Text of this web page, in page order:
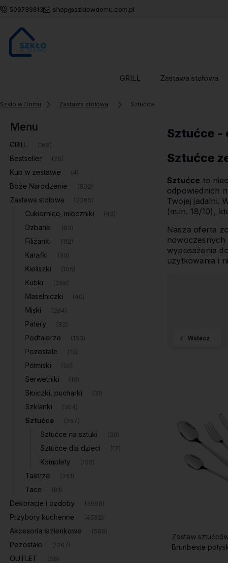
509789813 shop@szklowdomu.com.pl
GRILL Zastawa stołowa
Szkło w Domu Zastawa stołowa Sztućce
Menu
GRILL (169)
Bestseller (29)
Kup w zestawie (4)
Boże Narodzenie (802)
Zastawa stołowa (2265)
Cukiernice, mleczniki (43)
Dzbanki (80)
Filiżanki (112)
Karafki (30)
Kieliszki (106)
Kubki (356)
Maselniczki (40)
Miski (264)
Patery (82)
Podtalerze (153)
Pozostałe (13)
Półmiski (50)
Serwetniki (18)
Słoiczki, pucharki (31)
Szklanki (304)
Sztućce (257)
Sztućce na sztuki (38)
Sztućce dla dzieci (17)
Komplety (155)
Talerze (251)
Tace (81)
Dekoracje i ozdoby (3998)
Przybory kuchenne (4582)
Akcesoria łazienkowe (588)
Pozostałe (1207)
OUTLET (68)
Sztućce -
Sztućce
Sztućce to
odpowiednich
Twojej jadalni.
(m.in. 18/10),
Nasza oferta
wyposażenia
użytkowania i
Wstecz
Zestaw
Brunbeste